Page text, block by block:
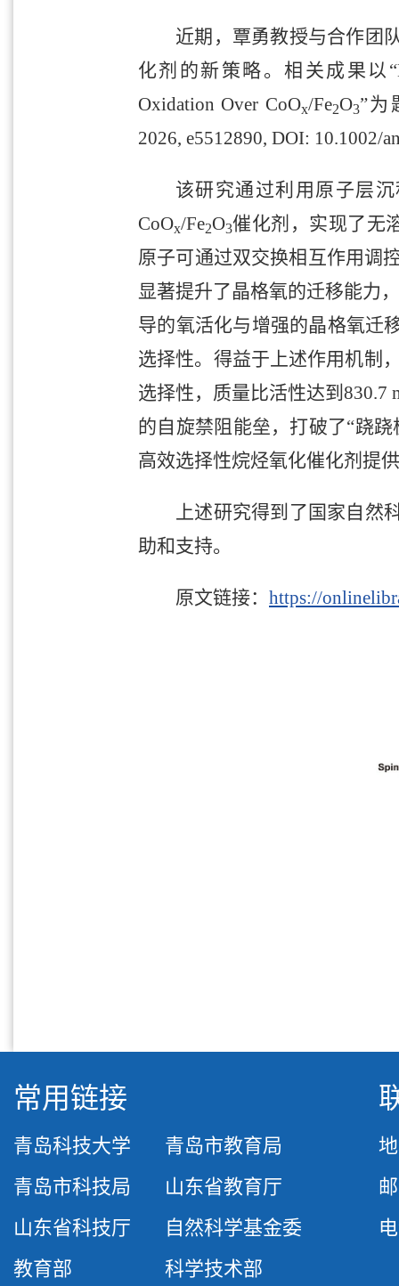
近期，覃勇教授与合作团
化剂的新策略。相关成果以
Oxidation Over CoOx/Fe2O3”为
2026, e5512890, DOI: 10.1002/
该研究通过利用原子层
CoOx/Fe2O3催化剂，实现了无
原子可通过双交换相互作用调
显著提升了晶格氧的迁移能力
导的氧活化与增强的晶格氧迁
选择性。得益于上述作用机制
选择性，质量比活性达到830.7
的自旋禁阻能垒，打破了“跷
高效选择性烷烃氧化催化剂提
上述研究得到了国家自
助和支持。
原文链接： https://
常用链接
青岛科技大学
青岛市教育局
青岛市科技局
山东省教育厅
山东省科技厅
自然科学基金委
教育部
科学技术部